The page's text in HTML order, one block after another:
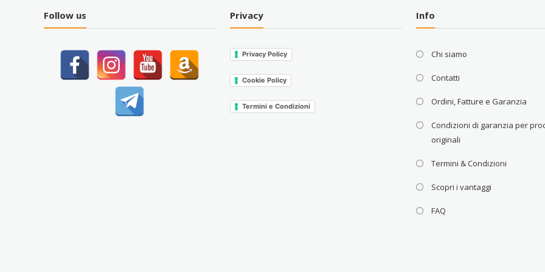
Follow us Privacy
Privacy Policy
Cookie Policy
Termini e Condizioni
Info
Chi siamo
Contatti
Ordini, Fatture e Garanzia
Condizioni di garanzia per
originali
Termini & Condizioni
Scopri i vantaggi
FAQ